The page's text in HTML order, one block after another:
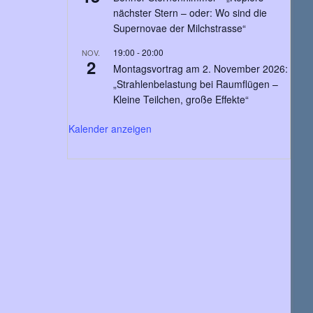
nächster Stern – oder: Wo sind die
Supernovae der Milchstrasse“
NOV.
2
19:00 -20:00
Montagsvortrag am 2. November 2026:
„Strahlenbelastung bei Raumflügen –
Kleine Teilchen, große Effekte“
Kalender anzeigen